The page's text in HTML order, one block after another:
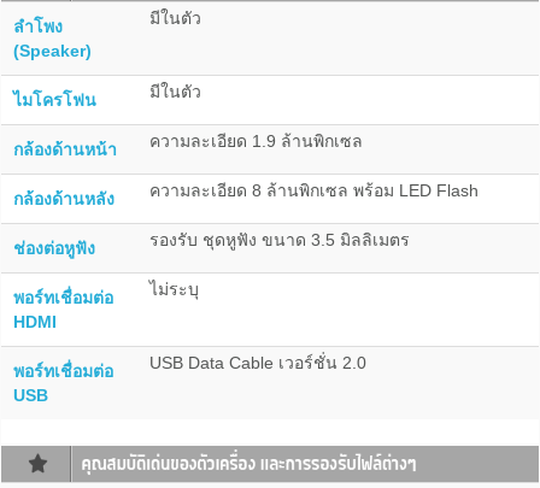
ลำโพง
(Speaker)
มีในตัว
ไมโครโฟน มีในตัว
กล้องด้านหน้า ความละเอียด 1.9 ล้านพิกเซล
กล้องด้านหลัง ความละเอียด 8 ล้านพิกเซล พร้อม LED Flash
ช่องต่อหูฟัง รองรับ ชุดหูฟัง ขนาด 3.5 มิลลิเมตร
พอร์ทเชื่อมต่อ
HDMI
ไม่ระบุ
พอร์ทเชื่อมต่อ
USB
USB Data Cable เวอร์ชั่น 2.0